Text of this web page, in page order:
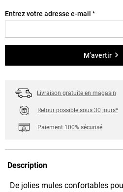
Entrez votre adresse e-mail *
M’avertir
Livraison gratuite en magasin
Retour possible sous 30 jours*
Paiement 100% sécurisé
Description
De jolies mules confortables